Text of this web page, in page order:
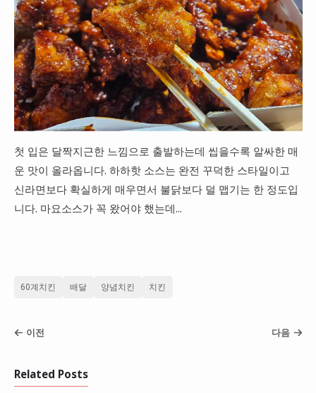
첫 입은 달짝지근한 느낌으로 출발하는데 씹을수록 알싸한 매
운 맛이 올라옵니다. 하하핫 소스는 완전 꾸덕한 스타일이고
신라면보다 확실하게 매우면서 불닭보다 덜 맵기는 한 정도입
니다. 마요소스가 꼭 왔어야 했는데...
60계치킨 배달 양념치킨 치킨
이전 다음
Related Posts